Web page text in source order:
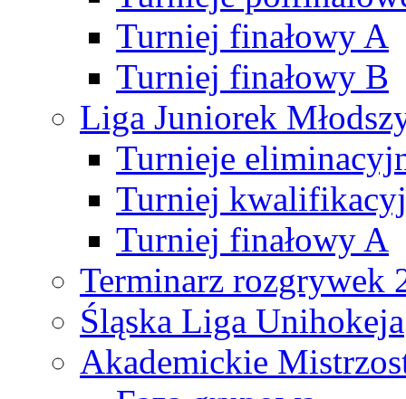
Turniej finałowy A
Turniej finałowy B
Liga Juniorek
Turnieje
Turniej
Turniej finałowy A
Terminarz rozgrywek
Śląska Liga Unihokeja
Akademickie